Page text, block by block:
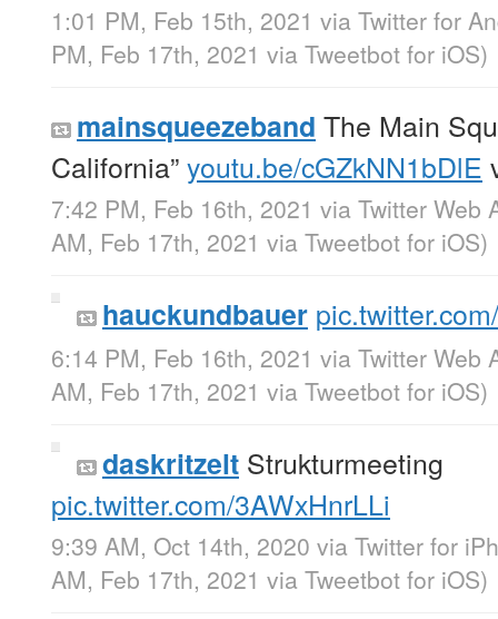
1:01 PM, Feb 15th, 2021 via Twitter for
PM, Feb 17th, 2021 via Tweetbot for iΟS)
mainsqueezeband The Main
California”youtu.be/cGZkNN1bDlE
7:42 PM, Feb 16th, 2021 via Twitter Web
AM, Feb 17th, 2021 via Tweetbot for iΟS)
hauckundbauer
6:14 PM, Feb 16th, 2021 via Twitter Web
AM, Feb 17th, 2021 via Tweetbot for iΟS)
daskritzelt Strukturmeeting
pic.twitter.com/3AWxHnrLLi
9:39 AM, Oct 14th, 2020 via Twitter for
AM, Feb 17th, 2021 via Tweetbot for iΟS)